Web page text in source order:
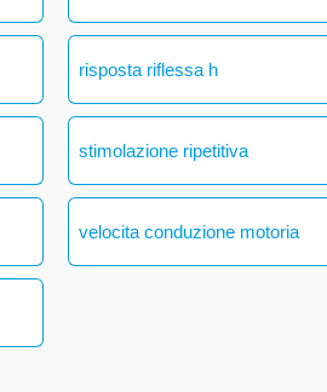
risposta riflessa h
stimolazione ripetitiva
velocita conduzione motoria